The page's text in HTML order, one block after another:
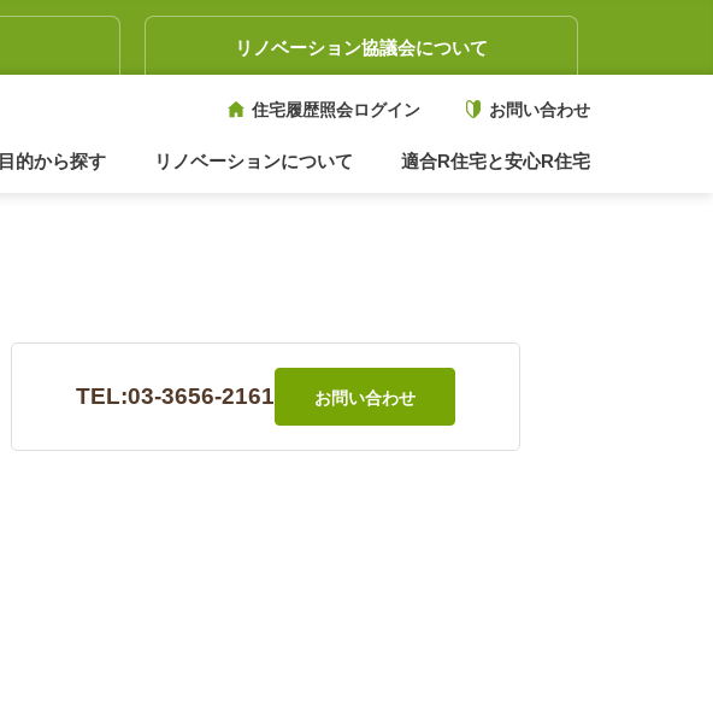
リノベーション協議会について
住宅履歴照会ログイン お問い合わせ
目的から探す リノベーションについて 適合R住宅と安心R住宅
TEL:03-3656-2161 お問い合わせ